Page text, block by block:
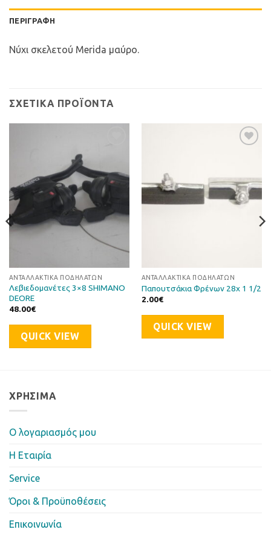
ΠΕΡΙΓΡΑΦΉ
Νύχι σκελετού Merida μαύρο.
ΣΧΕΤΙΚΆ ΠΡΟΪΌΝΤΑ
Επιθυμιών
ΑΝΤΑΛΛΑΚΤΙΚΆ ΠΟΔΗΛΆΤΩΝ
Λεβιεδομανέτες 3×8 SHIMANO
DEORE
48.00€
QUICK VIEW
ΑΝΤΑΛΛΑΚΤΙΚΆ ΠΟΔΗΛΆΤΩΝ
Παπουτσάκια Φρένων 28x 1 1/2
2.00€
QUICK VIEW
ΧΡΉΣΙΜΑ
Ο λογαριασμός μου
Η Eταιρία
Service
Όροι & Προϋποθέσεις
Επικοινωνία